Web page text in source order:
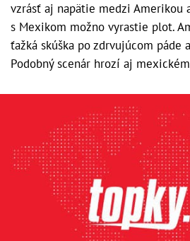
vzrásť aj napätie medzi Amerikou
s Mexikom možno vyrastie plot.
ťažká skúška po zdrvujúcom páde
Podobný scenár hrozí aj